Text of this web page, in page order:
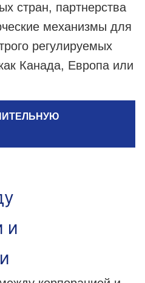
стран, партнерства
механизмы для
регулируемых
Канада, Европа или
и